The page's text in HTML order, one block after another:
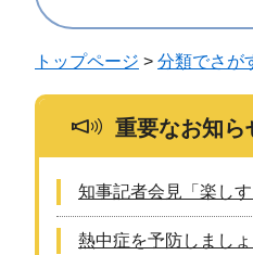
じ
トップページ > 分類でさが
重要なお知ら
知事記者会見「楽し
熱中症を予防しましょ